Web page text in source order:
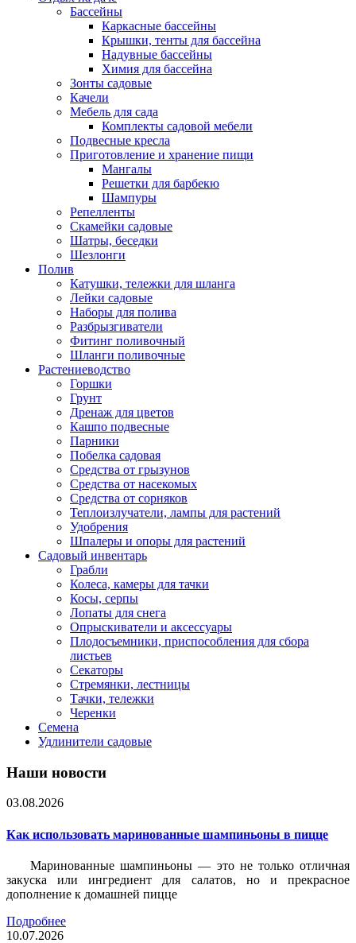
Бассейны
Каркасные бассейны
Крышки, тенты для бассейна
Надувные бассейны
Химия для бассейна
Зонты садовые
Качели
Мебель для сада
Комплекты садовой мебели
Подвесные кресла
Приготовление и хранение пищи
Мангалы
Решетки для барбекю
Шампуры
Репелленты
Скамейки садовые
Шатры, беседки
Шезлонги
Полив
Катушки, тележки для шланга
Лейки садовые
Наборы для полива
Разбрызгиватели
Фитинг поливочный
Шланги поливочные
Растениеводство
Горшки
Грунт
Дренаж для цветов
Кашпо подвесные
Парники
Побелка садовая
Средства от грызунов
Средства от насекомых
Средства от сорняков
Теплоизлучатели, лампы для растений
Удобрения
Шпалеры и опоры для растений
Садовый инвентарь
Грабли
Колеса, камеры для тачки
Косы, серпы
Лопаты для снега
Опрыскиватели и аксессуары
Плодосъемники, приспособления для сбора
листьев
Секаторы
Стремянки, лестницы
Тачки, тележки
Черенки
Семена
Удлинители садовые
Наши новости
03.08.2026
Как использовать маринованные шампиньоны в пицце
Маринованные шампиньоны — это не только отличная
закуска или ингредиент для салатов, но и прекрасное
дополнение к домашней пицце
Подробнее
10.07.2026